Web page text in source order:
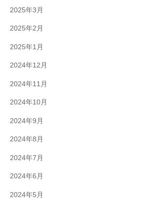
2025年3月
2025年2月
2025年1月
2024年12月
2024年11月
2024年10月
2024年9月
2024年8月
2024年7月
2024年6月
2024年5月